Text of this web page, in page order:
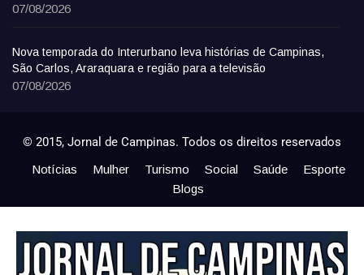
07/08/2026
Nova temporada do Interurbano leva histórias de Campinas,
São Carlos, Araraquara e região para a televisão
07/08/2026
© 2015, Jornal de Campinas. Todos os direitos reservados
Notícias Mulher Turismo Social Saúde
Esporte
Blogs